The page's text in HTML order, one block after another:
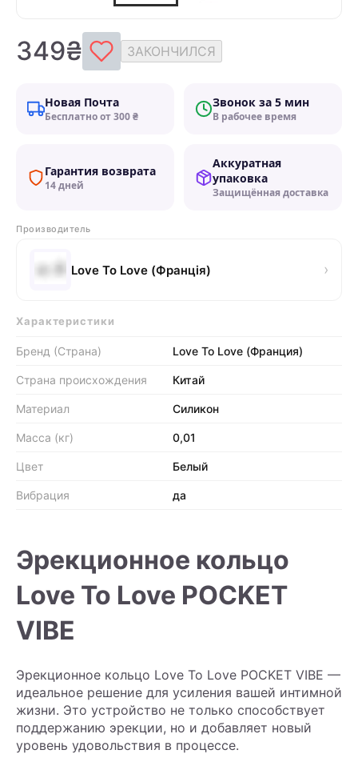
349₴ ЗАКОНЧИЛСЯ
Новая Почта
Бесплатно от 300 ₴
Звонок за 5 мин
В рабочее время
Гарантия возврата
14 дней
Аккуратная
упаковка
Защищённая доставка
Производитель
Love To Love (Франція) ›
Характеристики
Бренд (Страна) Love To Love (Франция)
Страна происхождения Китай
Материал Силикон
Масса (кг) 0,01
Цвет Белый
Вибрация да
Эрекционное кольцо
Love To Love POCKET
VIBE
Эрекционное кольцо Love To Love POCKET VIBE —
идеальное решение для усиления вашей интимной
жизни. Это устройство не только способствует
поддержанию эрекции, но и добавляет новый
уровень удовольствия в процессе.